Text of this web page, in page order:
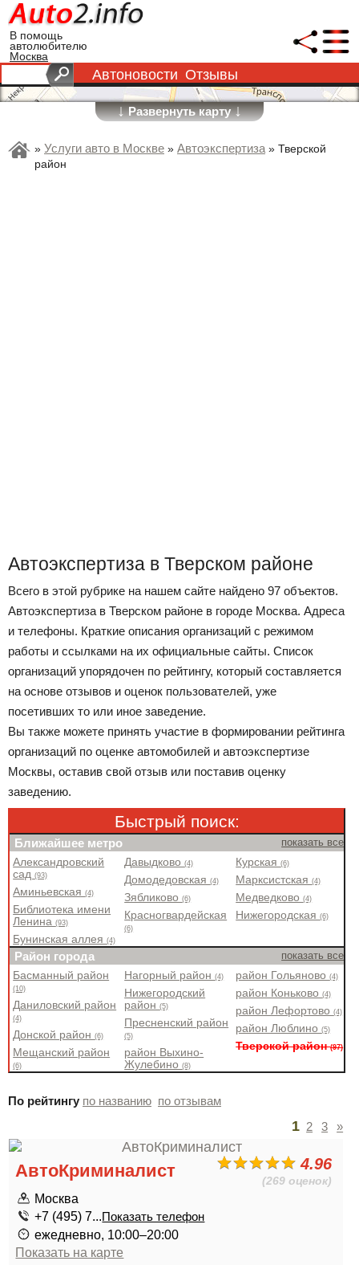
В помощь
автолюбителю
Москва
Автоновости Отзывы
↓Развернуть карту↓
» Услуги авто в Москве » Автоэкспертиза» Тверской
район
Автоэкспертиза в Тверском районе
Всего в этой рубрике на нашем сайте найдено 97 объектов.
Автоэкспертиза в Тверском районе в городе Москва. Адреса
и телефоны. Краткие описания организаций с режимом
работы и ссылками на их официальные сайты. Список
организаций упорядочен по рейтингу, который составляется
на основе отзывов и оценок пользователей, уже
посетивших то или иное заведение.
Вы также можете принять участие в формировании рейтинга
организаций по оценке автомобилей и автоэкспертизе
Москвы, оставив свой отзыв или поставив оценку
заведению.
Быстрый поиск:
Ближайшее метро показать все
Александровский
сад(93)
Аминьевская(4)
Библиотека имени
Ленина(93)
Бунинская аллея(4)
Давыдково(4)
Домодедовская(4)
Зябликово(6)
Красногвардейская
(6)
Курская(6)
Марксистская(4)
Медведково(4)
Нижегородская(6)
Район города показать все
Басманный район
(10)
Даниловский район
(4)
Донской район(6)
Мещанский район
(6)
Нагорный район(4)
Нижегородский
район(5)
Пресненский район
(5)
район Выхино-
Жулебино(8)
район Гольяново(4)
район Коньково(4)
район Лефортово(4)
район Люблино(5)
Тверской район(97)
По рейтингу по названию по отзывам
1 2 3 »
4.96
(269 оценок)
АвтоКриминалист
Москва
+7 (495) 7...Показать телефон
ежедневно, 10:00–20:00
Показать на карте